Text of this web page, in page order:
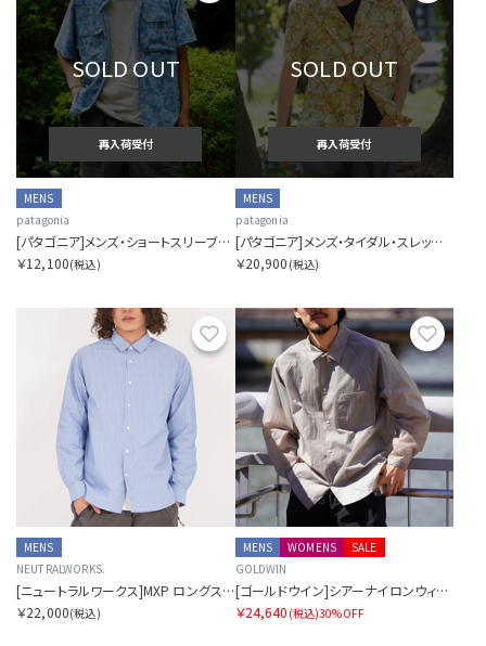
SOLD OUT
再入荷受付
MENS
patagonia
[パタゴニア]メンズ・ショートスリーブ・セルフガイデッド・サン・シャツ
￥12,100(税込)
SOLD OUT
再入荷受付
MENS
patagonia
[パタゴニア]メンズ・タイダル・スレッズ・シャツ
￥20,900 (税込)
お気に入り
MENS
NEUTRALWORKS.
[ニュートラルワークス]MXP ロングスリーブスマートブロードボックスシャツ
￥22,000(税込)
お気
SALE
MENS
WOMENS
GOLDWIN
[ゴールドウイン]シアーナイロンウィンドシャツ
￥24,640 (税込)30%OFF